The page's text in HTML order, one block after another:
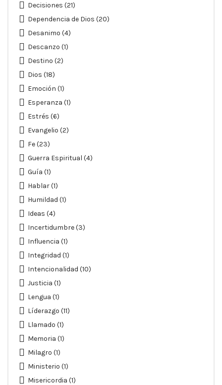
Decisiones (21)
Dependencia de Dios (20)
Desanimo (4)
Descanzo (1)
Destino (2)
Dios (18)
Emoción (1)
Esperanza (1)
Estrés (6)
Evangelio (2)
Fe(23)
Guerra Espiritual (4)
Guía (1)
Hablar(1)
Humildad (1)
Ideas (4)
Incertidumbre(3)
Influencia (1)
Integridad (1)
Intencionalidad (10)
Justicia (1)
Lengua (1)
Líderazgo (11)
Llamado (1)
Memoria (1)
Milagro (1)
Ministerio (1)
Misericordia (1)